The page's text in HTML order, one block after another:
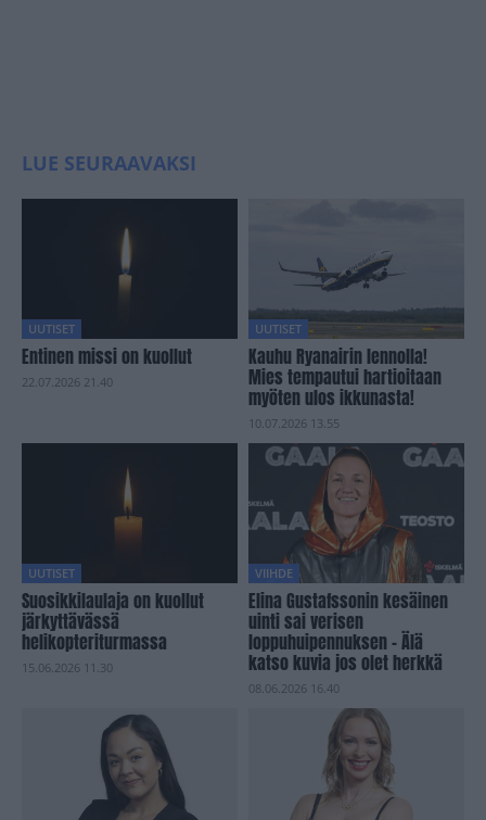
LUE SEURAAVAKSI
UUTISET
Entinen missi on kuollut
22.07.2026 21.40
UUTISET
Kauhu Ryanairin lennolla!
Mies tempautui hartioitaan
myöten ulos ikkunasta!
10.07.2026 13.55
UUTISET
Suosikkilaulaja on kuollut
järkyttävässä
helikopteriturmassa
15.06.2026 11.30
VIIHDE
Elina Gustafssonin kesäinen
uinti sai verisen
loppuhuipennuksen – Älä
katso kuvia jos olet herkkä
08.06.2026 16.40